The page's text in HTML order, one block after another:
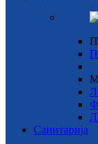
Санитарија